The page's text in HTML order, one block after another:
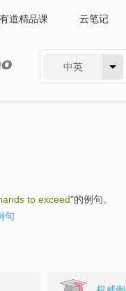
有道精品课 云笔记
中英
to exceed"的例句。
句